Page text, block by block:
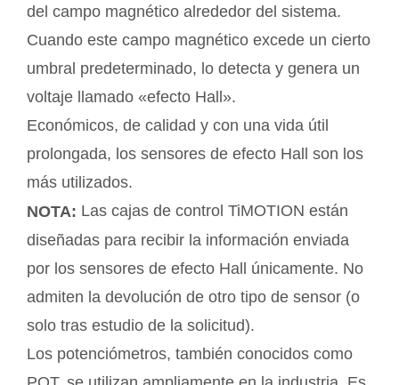
del campo magnético alrededor del sistema.
Cuando este campo magnético excede un cierto
umbral predeterminado, lo detecta y genera un
voltaje llamado «efecto Hall».
Económicos, de calidad y con una vida útil
prolongada, los sensores de efecto Hall son los
más utilizados.
NOTA: Las cajas de control TiMOTION están
diseñadas para recibir la información enviada
por los sensores de efecto Hall únicamente. No
admiten la devolución de otro tipo de sensor (o
solo tras estudio de la solicitud).
Los potenciómetros, también conocidos como